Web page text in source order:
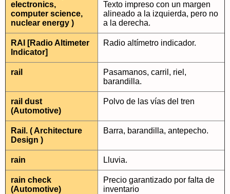
electronics,
computer science,
nuclear energy )
Texto impreso con un margen
alineado a la izquierda, pero no
a la derecha.
RAI [Radio Altimeter
Indicator]
Radio altímetro indicador.
rail
Pasamanos, carril, riel,
barandilla.
rail dust
(Automotive)
Polvo de las vías del tren
Rail. ( Architecture
Design )
Barra, barandilla, antepecho.
rain Lluvia.
rain check
(Automotive)
Precio garantizado por falta de
inventario